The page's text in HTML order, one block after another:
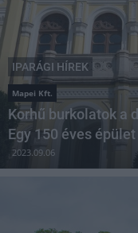
IPARÁGI HÍREK
Mapei Kft.
Korhű burkolatok a
Egy 150 éves
2023.09.06